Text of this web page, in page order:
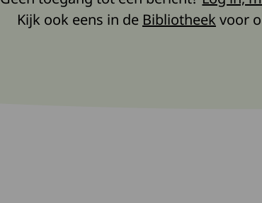
Kijk ook eens in de Bibliotheekvoor